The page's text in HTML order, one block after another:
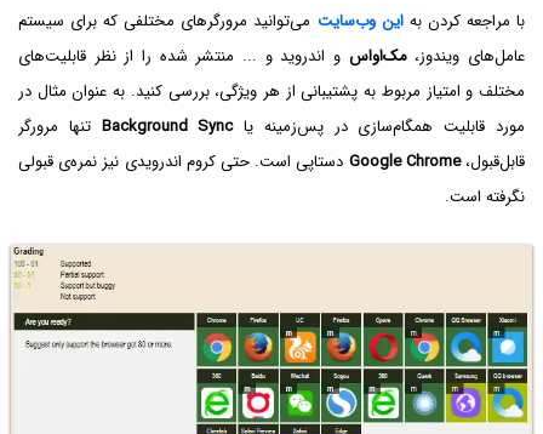
با مراجعه کردن بهاین وب‌سایت می‌توانید مرورگرهای مختلفی که برای سیستم
عامل‌های ویندوز،مک‌او‌اس و اندروید و ... منتشر شده را از نظر قابلیت‌های
مختلف و امتیاز مربوط به پشتیبانی از هر ویژگی، بررسی کنید. به عنوان مثال در
مورد قابلیت همگام‌سازی در پس‌زمینه یاBackground Sync تنها مرورگر
قابل‌قبول،Google Chrome دستاپی است. حتی کروم اندرویدی نیز نمره‌ی قبولی
نگرفته است.